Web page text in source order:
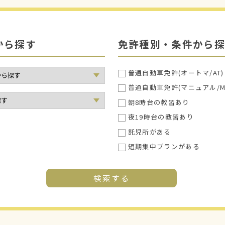
ら探す 免許種別・条件から
普通自動車免許(オートマ/AT)
普通自動車免許(マニュアル/
朝8時台の教習あり
夜19時台の教習あり
託児所がある
短期集中プランがある